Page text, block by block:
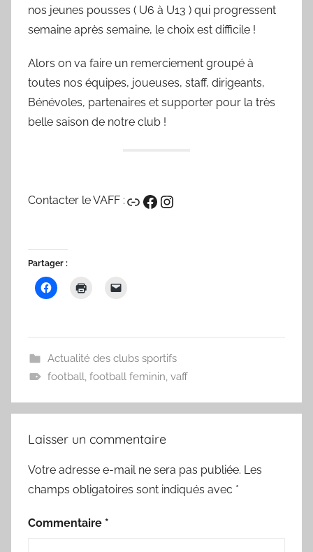
nos jeunes pousses ( U6 à U13 ) qui progressent
semaine après semaine, le choix est difficile !
Alors on va faire un remerciement groupé à
toutes nos équipes, joueuses, staff, dirigeants,
Bénévoles, partenaires et supporter pour la très
belle saison de notre club !
Contacter le VAFF : LienFacebook
Instagram
Partager :
Actualité des clubs sportifs
football, football feminin, vaff
Laisser un commentaire
Votre adresse e-mail ne sera pas publiée. Les
champs obligatoires sont indiqués avec *
Commentaire *